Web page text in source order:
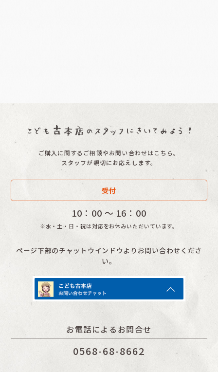
ご購入に関するご相談やお問い合わせはこちら。
スタッフが親切にお応えします。
受付
10：00 〜 16：00
※水・土・日・祝は対応をお休みいただいています。
ページ下部のチャットウインドウよりお問い合わせくださ
い。
お電話によるお問合せ
0568-68-8662